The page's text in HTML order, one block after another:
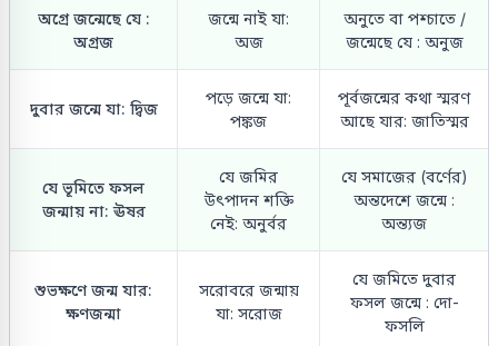
অগ্রে জন্মেছে যে :
অগ্রজ
জন্মে নাই যা:
অজ
অনুতে বা পশ্চাতে /
জন্মেছে যে : অনুজ
দুবার জন্মে যা: দ্বিজ
পড়ে জন্মে যা:
পঙ্কজ
পূর্বজন্মের কথা স্মরণ
আছে যার: জাতিস্মর
যে ভূমিতে ফসল
জন্মায় না: ঊষর
যে জমির
উৎপাদন শক্তি
নেই: অনুর্বর
যে সমাজের (বর্ণের)
অন্তদেশে জন্মে :
অন্ত্যজ
শুভক্ষণে জন্ম যার:
ক্ষণজন্মা
সরোবরে জন্মায়
যা: সরোজ
যে জমিতে দুবার
ফসল জন্মে : দো-
ফসলি